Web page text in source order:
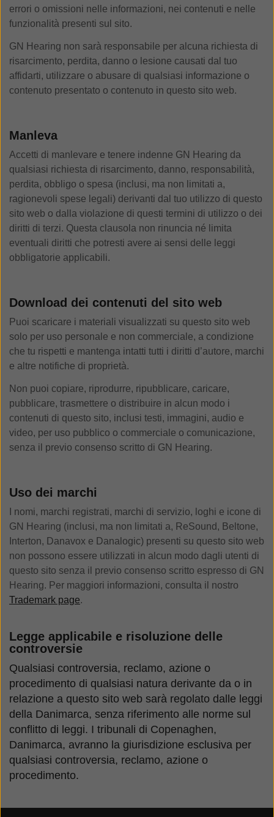
errori o omissioni nelle informazioni, nei contenuti e nelle
funzionalità presenti sul sito.
GN Hearing non sarà responsabile per alcuna richiesta di
risarcimento, perdita, danno o lesione causati dal tuo
affidarti, utilizzare o abusare di qualsiasi informazione o
contenuto presentato o contenuto in questo sito web.
Manleva
Accetti di manlevare e tenere indenne GN Hearing da
qualsiasi richiesta di risarcimento, danno, responsabilità,
perdita, obbligo o spesa (inclusi, ma non limitati a,
ragionevoli spese legali) derivanti dal tuo utilizzo di questo
sito web o dalla violazione di questi termini di utilizzo o dei
diritti di terzi. Questa clausola non rinuncia né limita
eventuali diritti che potresti avere ai sensi delle leggi
obbligatorie applicabili.
Download dei contenuti del sito web
Puoi scaricare i materiali visualizzati su questo sito web
solo per uso personale e non commerciale, a condizione
che tu rispetti e mantenga intatti tutti i diritti d’autore, marchi
e altre notifiche di proprietà.
Non puoi copiare, riprodurre, ripubblicare, caricare,
pubblicare, trasmettere o distribuire in alcun modo i
contenuti di questo sito, inclusi testi, immagini, audio e
video, per uso pubblico o commerciale o comunicazione,
senza il previo consenso scritto di GN Hearing.
Uso dei marchi
I nomi, marchi registrati, marchi di servizio, loghi e icone di
GN Hearing (inclusi, ma non limitati a, ReSound, Beltone,
Interton, Danavox e Danalogic) presenti su questo sito web
non possono essere utilizzati in alcun modo dagli utenti di
questo sito senza il previo consenso scritto espresso di GN
Hearing. Per maggiori informazioni, consulta il nostro
Trademark page.
Legge applicabile e risoluzione delle
controversie
Qualsiasi controversia, reclamo, azione o
procedimento di qualsiasi natura derivante da o in
relazione a questo sito web sarà regolato dalle leggi
della Danimarca, senza riferimento alle norme sul
conflitto di leggi. I tribunali di Copenaghen,
Danimarca, avranno la giurisdizione esclusiva per
qualsiasi controversia, reclamo, azione o
procedimento.